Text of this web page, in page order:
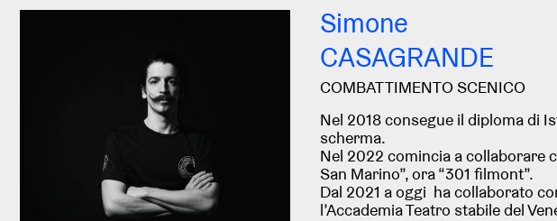
Simone
CASAGRANDE
COMBATTIMENTO SCENICO
Nel 2018 consegue il diploma di
scherma.
Nel 2022 comincia a collaborare
San Marino”, ora “301 filmont”.
Dal 2021 a oggi ha collaborato
l’Accademia Teatro stabile del